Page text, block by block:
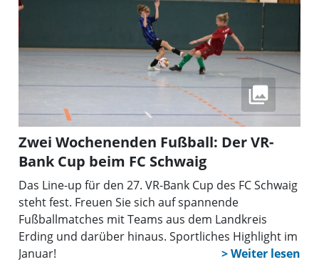
Zwei Wochenenden Fußball: Der VR-
Bank Cup beim FC Schwaig
Das Line-up für den 27. VR-Bank Cup des FC Schwaig
steht fest. Freuen Sie sich auf spannende
Fußballmatches mit Teams aus dem Landkreis
Erding und darüber hinaus. Sportliches Highlight im
Januar!